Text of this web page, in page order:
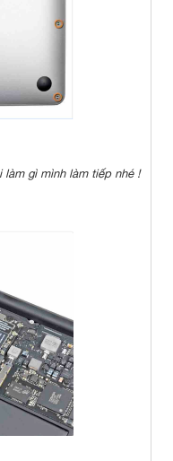
làm gì mình làm tiếp nhé !